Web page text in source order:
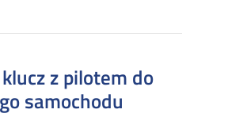
z pilotem do
samochodu